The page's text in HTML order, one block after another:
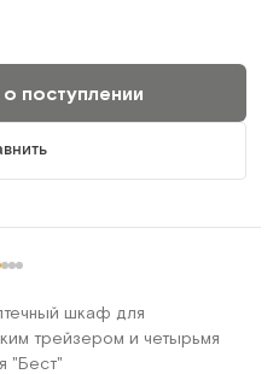
поступлении
шкаф для
трейзером и четырьмя
"Бест"